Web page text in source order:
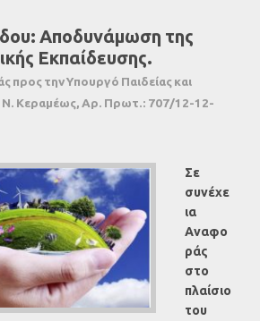
Αποδυνάμωση της
Εκπαίδευσης.
προς την Υπουργό Παιδείας και
Κεραμέως, Αρ. Πρωτ.: 707/12-12-
Σε
συνέχε
ια
Αναφο
ράς
στο
πλαίσιο
του